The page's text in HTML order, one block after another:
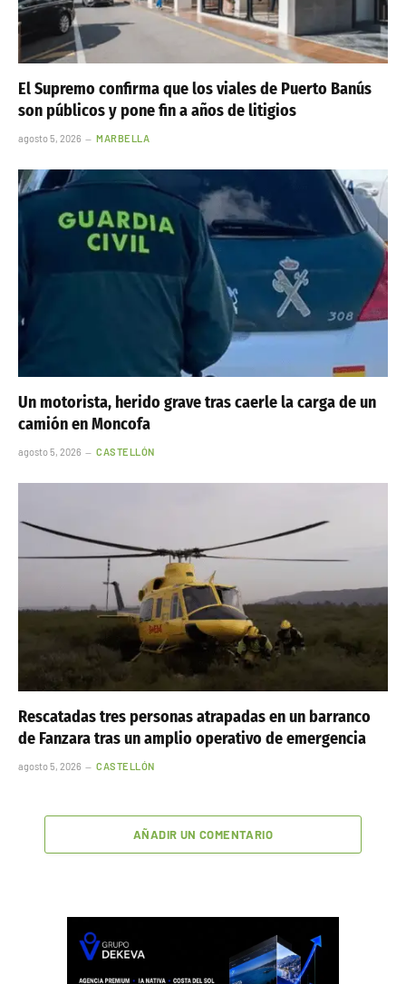
El Supremo confirma que los viales de Puerto Banús
son públicos y pone fin a años de litigios
agosto 5, 2026 MARBELLA
Un motorista, herido grave tras caerle la carga de un
camión en Moncofa
agosto 5, 2026 CASTELLÓN
Rescatadas tres personas atrapadas en un barranco
de Fanzara tras un amplio operativo de emergencia
agosto 5, 2026 CASTELLÓN
AÑADIR UN COMENTARIO